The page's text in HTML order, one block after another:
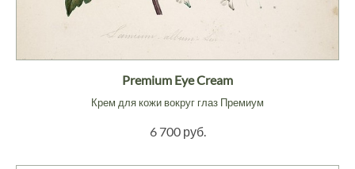
Premium Eye Cream
Крем для кожи вокруг глаз Премиум
6 700 руб.